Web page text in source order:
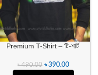
Premium T-Shirt – টি-শার্ট
৳490.00 ৳390.00